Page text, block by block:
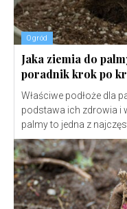
Ogród
Jaka ziemia do
poradnik krok po
Właściwe podłoże dla
podstawa ich zdrowia i
palmy to jedna z